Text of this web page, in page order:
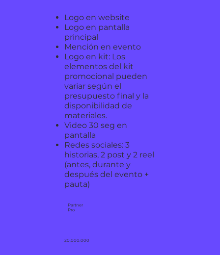
Partner
Pro
20.000.000
Logo en website
Logo en pantalla
principal
Mención en evento
Logo en kit: Los
elementos del kit
promocional pueden
variar según el
presupuesto final y la
disponibilidad de
materiales.
Video 30 seg en
pantalla
Redes sociales: 3
historias, 2 post y 2 reel
(antes, durante y
después del evento +
pauta)